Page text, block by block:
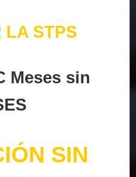
LA STPS
Meses sin
SIN